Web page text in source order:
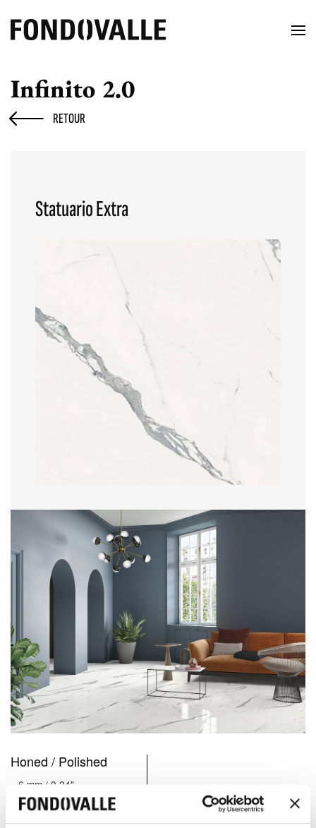
RETOUR
Infinito 2.0
Statuario Extra
Honed / Polished
6 mm / 0.24"
6 mm / 0.24"